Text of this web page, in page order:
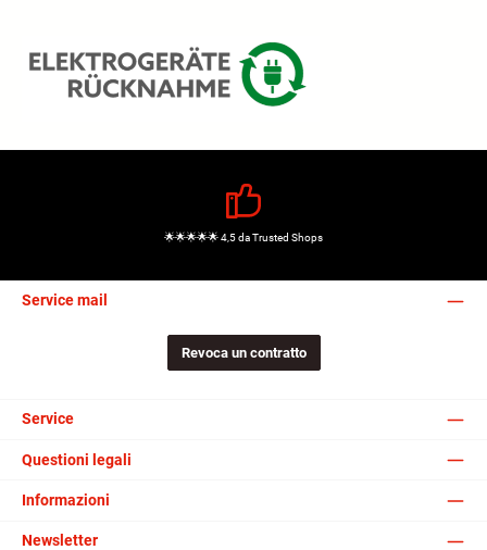
🌟🌟🌟🌟🌟 4,5 da Trusted Shops
Service mail
Revoca un contratto
Service
Questioni legali
Informazioni
Newsletter